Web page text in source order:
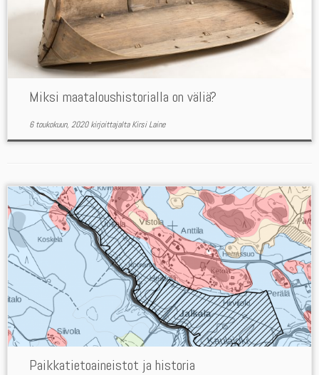
Miksi maataloushistorialla on väliä?
6 toukokuun, 2020 kirjoittajaltaKirsi Laine
Paikkatietoaineistot ja historia